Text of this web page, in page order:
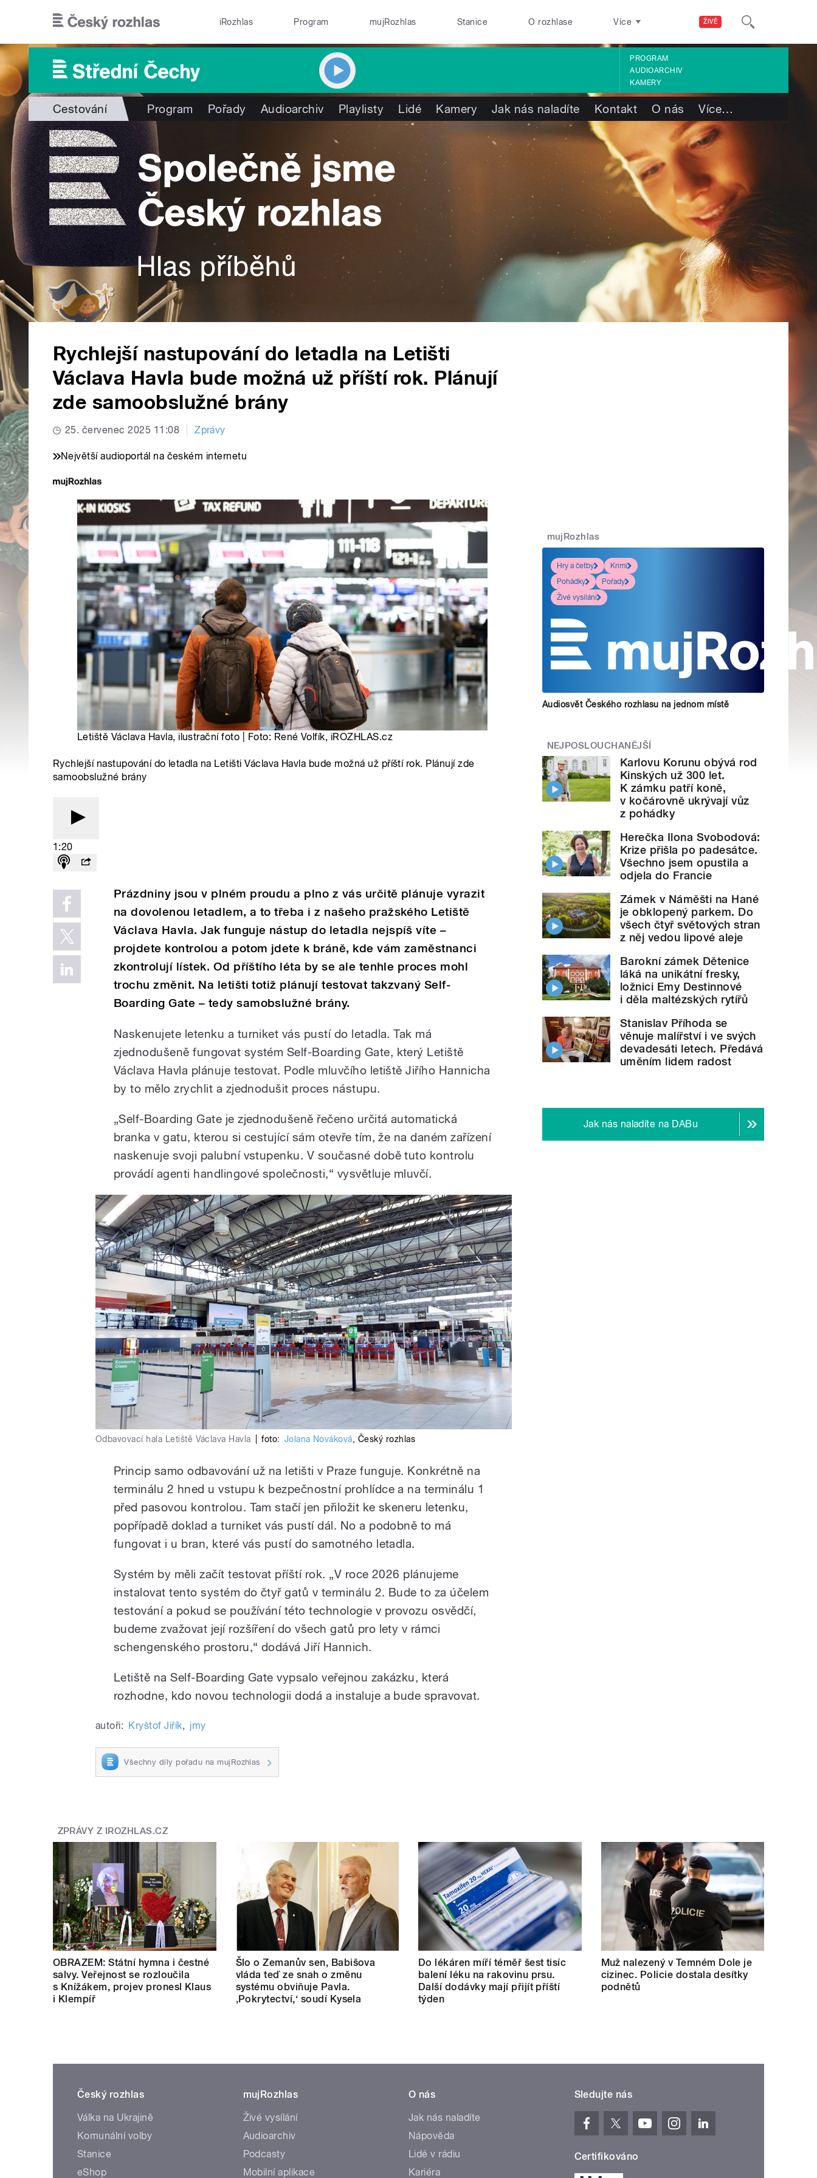
ŽIVĚ
iRozhlas Program mujRozhlas Stanice O rozhlase Více
PROGRAM
AUDIOARCHIV
KAMERY
Cestování Program Pořady Audioarchiv Playlisty Lidé Kamery Jak nás naladíte Kontakt O nás Více…
Rychlejší nastupování do letadla na Letišti
Václava Havla bude možná už příští rok. Plánují
zde samoobslužné brány
25. červenec 2025 11:08 Zprávy
Největší audioportál na českém internetu
Letiště Václava Havla, ilustrační foto | Foto: René Volfík, iROZHLAS.cz
Rychlejší nastupování do letadla na Letišti Václava Havla bude možná už příští rok. Plánují zde
samoobslužné brány
1:20
Prázdniny jsou v plném proudu a plno z vás určitě plánuje vyrazit
na dovolenou letadlem, a to třeba i z našeho pražského Letiště
Václava Havla. Jak funguje nástup do letadla nejspíš víte –
projdete kontrolou a potom jdete k bráně, kde vám zaměstnanci
zkontrolují lístek. Od příštího léta by se ale tenhle proces mohl
trochu změnit. Na letišti totiž plánují testovat takzvaný Self-
Boarding Gate – tedy samobslužné brány.
Naskenujete letenku a turniket vás pustí do letadla. Tak má
zjednodušeně fungovat systém Self-Boarding Gate, který Letiště
Václava Havla plánuje testovat. Podle mluvčího letiště Jiřího Hannicha
by to mělo zrychlit a zjednodušit proces nástupu.
„Self-Boarding Gate je zjednodušeně řečeno určitá automatická
branka v gatu, kterou si cestující sám otevře tím, že na daném zařízení
naskenuje svoji palubní vstupenku. V současné době tuto kontrolu
provádí agenti handlingové společnosti,“ vysvětluje mluvčí.
Odbavovací hala Letiště Václava Havla foto: Jolana Nováková, Český rozhlas
Princip samo odbavování už na letišti v Praze funguje. Konkrétně na
terminálu 2 hned u vstupu k bezpečnostní prohlídce a na terminálu 1
před pasovou kontrolou. Tam stačí jen přiložit ke skeneru letenku,
popřípadě doklad a turniket vás pustí dál. No a podobně to má
fungovat i u bran, které vás pustí do samotného letadla.
Systém by měli začít testovat příští rok. „V roce 2026 plánujeme
instalovat tento systém do čtyř gatů v terminálu 2. Bude to za účelem
testování a pokud se používání této technologie v provozu osvědčí,
budeme zvažovat její rozšíření do všech gatů pro lety v rámci
schengenského prostoru,“ dodává Jiří Hannich.
Letiště na Self-Boarding Gate vypsalo veřejnou zakázku, která
rozhodne, kdo novou technologii dodá a instaluje a bude spravovat.
autoři: Kryštof Jiřík, jmy
Všechny díly pořadu na mujRozhlas
mujRozhlas
Hry a četby
Krimi
Pohádky
Pořady
Živé vysílání
Audiosvět Českého rozhlasu na jednom místě
NEJPOSLOUCHANĚJŠÍ
Karlovu Korunu obývá rod
Kinských už 300 let.
K zámku patří koně,
v kočárovně ukrývají vůz
z pohádky
Herečka Ilona Svobodová:
Krize přišla po padesátce.
Všechno jsem opustila a
odjela do Francie
Zámek v Náměšti na Hané
je obklopený parkem. Do
všech čtyř světových stran
z něj vedou lipové aleje
Barokní zámek Dětenice
láká na unikátní fresky,
ložnici Emy Destinnové
i děla maltézských rytířů
Stanislav Příhoda se
věnuje malířství i ve svých
devadesáti letech. Předává
uměním lidem radost
Jak nás naladíte na DABu
ZPRÁVY Z IROZHLAS.CZ
OBRAZEM: Státní hymna i čestné
salvy. Veřejnost se rozloučila
s Knížákem, projev pronesl Klaus
i Klempíř
Šlo o Zemanův sen, Babišova
vláda teď ze snah o změnu
systému obviňuje Pavla.
‚Pokrytectví,‘ soudí Kysela
Do lékáren míří téměř šest tisíc
balení léku na rakovinu prsu.
Další dodávky mají přijít příští
týden
Muž nalezený v Temném Dole je
cizinec. Policie dostala desítky
podnětů
Český rozhlas
Válka na Ukrajině
Komunální volby
Stanice
eShop
mujRozhlas
Živé vysílání
Audioarchiv
Podcasty
Mobilní aplikace
O nás
Jak nás naladíte
Nápověda
Lidé v rádiu
Kariéra
Sledujte nás
Certifikováno